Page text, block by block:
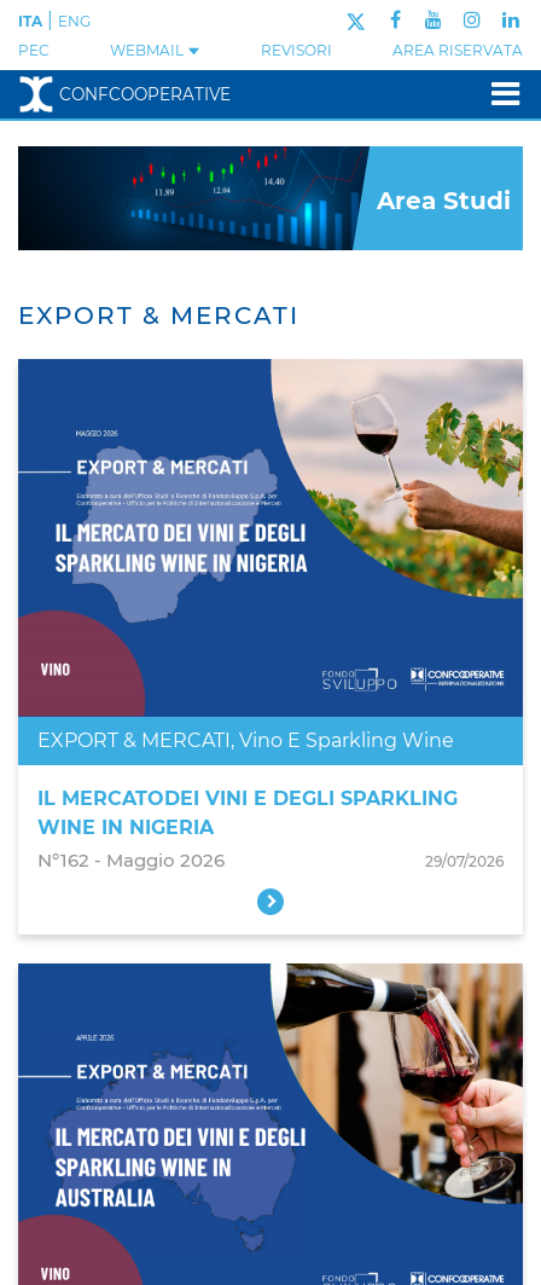
PEC WEBMAIL REVISORI AREA RISERVATA
ITA ENG
CONFCOOPERATIVE
Area Studi
EXPORT & MERCATI
EXPORT & MERCATI, Vino E Sparkling Wine
IL MERCATODEI VINI E DEGLI SPARKLING
WINE IN NIGERIA
N°162 - Maggio 2026
29/07/2026